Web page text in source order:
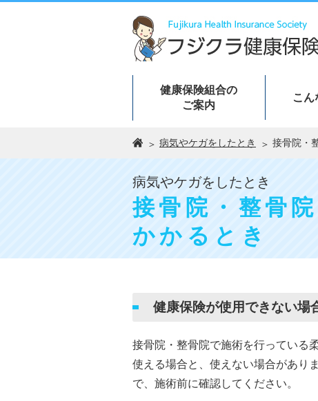
健康保険組合の
ご案内
こん
病気やケガをしたとき 接骨院・
病気やケガをしたとき
接骨院・整骨
かかるとき
健康保険が使用できない場
接骨院・整骨院で施術を行っている
使える場合と、使えない場合があり
で、施術前に確認してください。